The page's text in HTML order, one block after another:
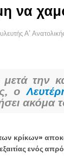
να
Α'
την
ο
ακόμα
κρίκων»
ενός